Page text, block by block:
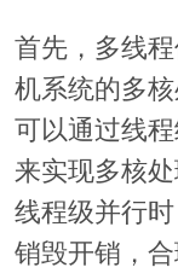
首先，多线
机系统的多
可以通过线
来实现多核
线程级并行
销毁开销，